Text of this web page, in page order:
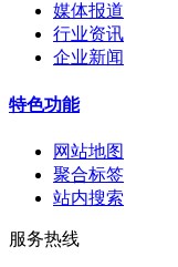
媒体报道
行业资讯
企业新闻
特色功能
网站地图
聚合标签
站内搜索
服务热线